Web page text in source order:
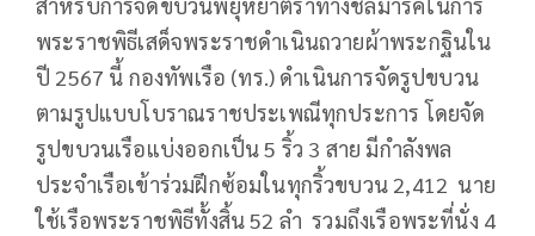
พระราชพิธีเสด็จพระราชดำเนินถวายผ้าพระกฐินใน
ปี 2567 นี้ กองทัพเรือ (ทร.) ดำเนินการจัดรูปขบวน
ตามรูปแบบโบราณราชประเพณีทุกประการ โดยจัด
รูปขบวนเรือแบ่งออกเป็น 5 ริ้ว 3 สาย มีกำลังพล
ประจำเรือเข้าร่วมฝึกซ้อมในทุกริ้วขบวน 2,412 นาย
ใช้เรือพระราชพิธีทั้งสิ้น 52 ลำ รวมถึงเรือพระที่นั่ง 4